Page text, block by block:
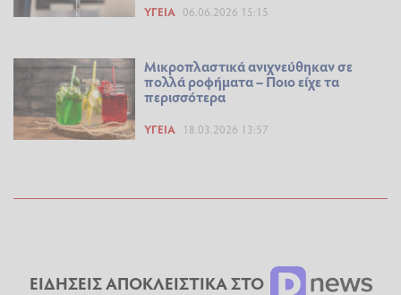
ΥΓΕΊΑ 06.06.2026 15:15
Μικροπλαστικά ανιχνεύθηκαν σε
πολλά ροφήματα – Ποιο είχε τα
περισσότερα
ΥΓΕΊΑ 18.03.2026 13:57
ΕΙΔΗΣΕΙΣ ΑΠΟΚΛΕΙΣΤΙΚΑ ΣΤΟ